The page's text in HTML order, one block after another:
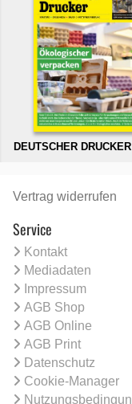
DEUTSCHER
Vertrag widerrufen
Service
Kontakt
Mediadaten
Impressum
AGB Shop
AGB Online
AGB Print
Datenschutz
Cookie-Manager